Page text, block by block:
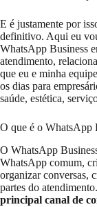
E é justamente por
definitivo. Aqui eu
WhatsApp Business
atendimento,
que eu e minha
os dias para
saúde, estética,
O que é o WhatsApp
O WhatsApp
WhatsApp comum,
organizar conversas,
partes do
principal canal de